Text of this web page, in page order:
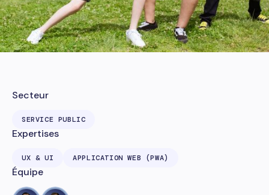
Secteur
SERVICE PUBLIC
Expertises
UX & UI APPLICATION WEB (PWA)
Équipe